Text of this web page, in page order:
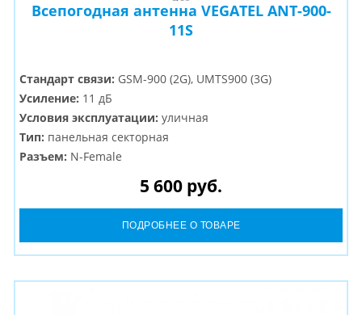
Всепогодная антенна VEGATEL ANT-900-
11S
Стандарт связи: GSM-900 (2G), UMTS900 (3G)
Усиление: 11 дБ
Условия эксплуатации: уличная
Тип: панельная секторная
Разъем: N-Female
5 600 руб.
ПОДРОБНЕЕ О ТОВАРЕ